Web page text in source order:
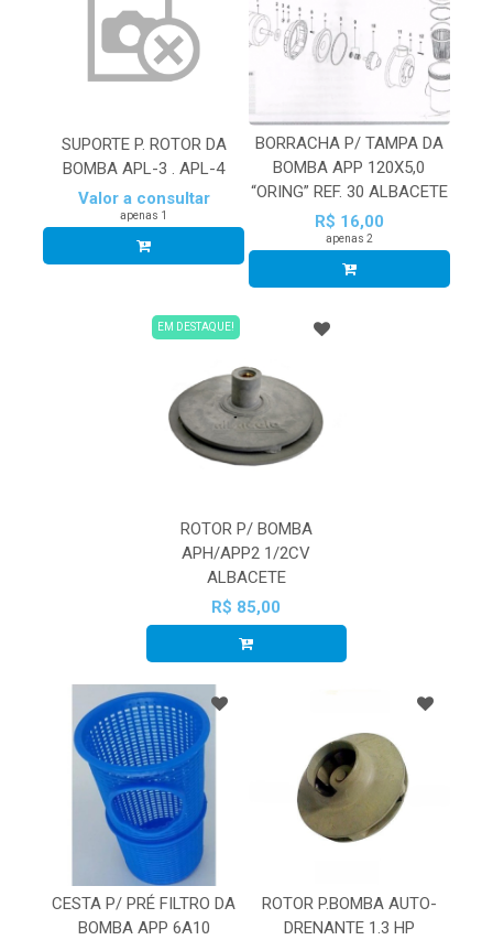
SUPORTE P. ROTOR DA
BOMBA APL-3 . APL-4
Valor a consultar
apenas 1
BORRACHA P/ TAMPA DA
BOMBA APP 120X5,0
“ORING” REF. 30 ALBACETE
R$ 16,00
apenas 2
EM DESTAQUE!
ROTOR P/ BOMBA
APH/APP2 1/2CV
ALBACETE
R$ 85,00
CESTA P/ PRÉ FILTRO DA
BOMBA APP 6A10
ROTOR P.BOMBA AUTO-
DRENANTE 1.3 HP